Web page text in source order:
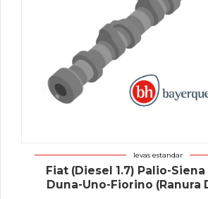
levas estandar
Fiat (Diesel 1.7) Palio-Siena
Duna-Uno-Fiorino (Ranura